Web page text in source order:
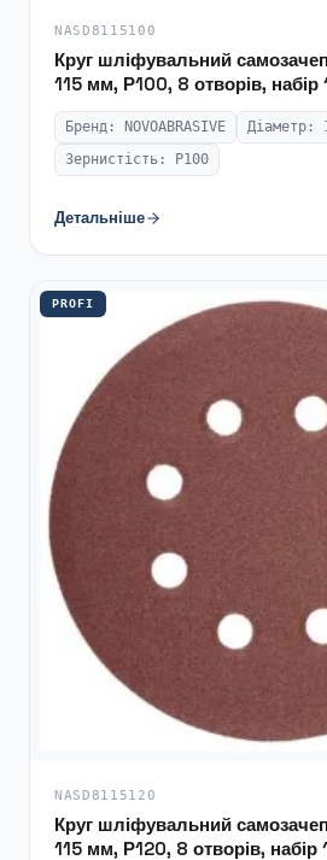
NASD8115100
Круг шліфувальний
115 мм, Р100, 8 отворів, набір
Бренд: NOVOABRASIVE
Діаметр:
Зернистість: P100
Детальніше
PROFI
NASD8115120
Круг шліфувальний
115 мм, Р120, 8 отворів, набір